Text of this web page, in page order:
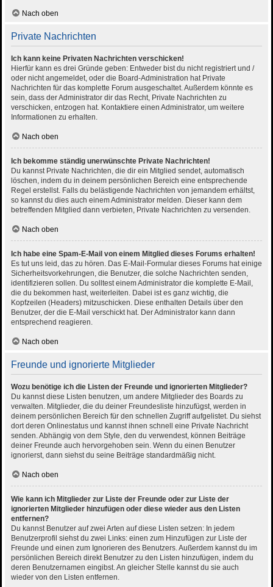
Nach oben
Private Nachrichten
Ich kann keine Privaten Nachrichten verschicken!
Hierfür kann es drei Gründe geben: Entweder bist du nicht registriert und /
oder nicht angemeldet, oder die Board-Administration hat Private
Nachrichten für das komplette Forum ausgeschaltet. Außerdem könnte es
sein, dass der Administrator dir das Recht, Private Nachrichten zu
verschicken, entzogen hat. Kontaktiere einen Administrator, um weitere
Informationen zu erhalten.
Nach oben
Ich bekomme ständig unerwünschte Private Nachrichten!
Du kannst Private Nachrichten, die dir ein Mitglied sendet, automatisch
löschen, indem du in deinem persönlichen Bereich eine entsprechende
Regel erstellst. Falls du belästigende Nachrichten von jemandem erhältst,
so kannst du dies auch einem Administrator melden. Dieser kann dem
betreffenden Mitglied dann verbieten, Private Nachrichten zu versenden.
Nach oben
Ich habe eine Spam-E-Mail von einem Mitglied dieses Forums erhalten!
Es tut uns leid, das zu hören. Das E-Mail-Formular dieses Forums hat einige
Sicherheitsvorkehrungen, die Benutzer, die solche Nachrichten senden,
identifizieren sollen. Du solltest einem Administrator die komplette E-Mail,
die du bekommen hast, weiterleiten. Dabei ist es ganz wichtig, die
Kopfzeilen (Headers) mitzuschicken. Diese enthalten Details über den
Benutzer, der die E-Mail verschickt hat. Der Administrator kann dann
entsprechend reagieren.
Nach oben
Freunde und ignorierte Mitglieder
Wozu benötige ich die Listen der Freunde und ignorierten Mitglieder?
Du kannst diese Listen benutzen, um andere Mitglieder des Boards zu
verwalten. Mitglieder, die du deiner Freundesliste hinzufügst, werden in
deinem persönlichen Bereich für den schnellen Zugriff aufgelistet. Du siehst
dort deren Onlinestatus und kannst ihnen schnell eine Private Nachricht
senden. Abhängig von dem Style, den du verwendest, können Beiträge
deiner Freunde auch hervorgehoben sein. Wenn du einen Benutzer
ignorierst, dann siehst du seine Beiträge standardmäßig nicht.
Nach oben
Wie kann ich Mitglieder zur Liste der Freunde oder zur Liste der
ignorierten Mitglieder hinzufügen oder diese wieder aus den Listen
entfernen?
Du kannst Benutzer auf zwei Arten auf diese Listen setzen: In jedem
Benutzerprofil siehst du zwei Links: einen zum Hinzufügen zur Liste der
Freunde und einen zum Ignorieren des Benutzers. Außerdem kannst du im
persönlichen Bereich direkt Benutzer zu den Listen hinzufügen, indem du
deren Benutzernamen eingibst. An gleicher Stelle kannst du sie auch
wieder von den Listen entfernen.